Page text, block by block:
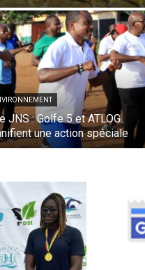
JNS : Golfe 5 et ATLOG
une action spéciale